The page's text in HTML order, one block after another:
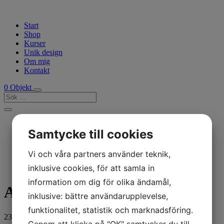
Start
Shop
Kurser
Unik design
Om mig
Kontakt
0 Objekt
Mönster & Materialsatser
Naturgarn
Smycken
Armband
239
Samtycke till cookies
Vi och våra partners använder teknik,
inklusive cookies, för att samla in
information om dig för olika ändamål,
inklusive: bättre användarupplevelse,
funktionalitet, statistik och marknadsföring.